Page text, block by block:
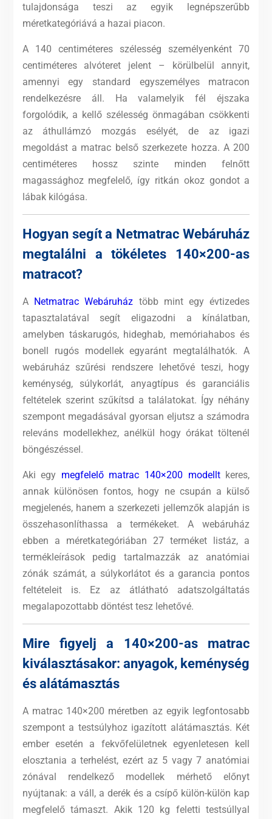
tulajdonsága teszi az egyik legnépszerűbb
méretkategóriává a hazai piacon.
A 140 centiméteres szélesség személyenként 70
centiméteres alvóteret jelent – körülbelül annyit,
amennyi egy standard egyszemélyes matracon
rendelkezésre áll. Ha valamelyik fél éjszaka
forgolódik, a kellő szélesség önmagában csökkenti
az áthullámzó mozgás esélyét, de az igazi
megoldást a matrac belső szerkezete hozza. A 200
centiméteres hossz szinte minden felnőtt
magassághoz megfelelő, így ritkán okoz gondot a
lábak kilógása.
Hogyan segít a Netmatrac Webáruház
megtalálni a tökéletes 140×200-as
matracot?
A Netmatrac Webáruház több mint egy évtizedes
tapasztalatával segít eligazodni a kínálatban,
amelyben táskarugós, hideghab, memóriahabos és
bonell rugós modellek egyaránt megtalálhatók. A
webáruház szűrési rendszere lehetővé teszi, hogy
keménység, súlykorlát, anyagtípus és garanciális
feltételek szerint szűkítsd a találatokat. Így néhány
szempont megadásával gyorsan eljutsz a számodra
releváns modellekhez, anélkül hogy órákat töltenél
böngészéssel.
Aki egy megfelelő matrac 140×200 modelltkeres,
annak különösen fontos, hogy ne csupán a külső
megjelenés, hanem a szerkezeti jellemzők alapján is
összehasonlíthassa a termékeket. A webáruház
ebben a méretkategóriában 27 terméket listáz, a
termékleírások pedig tartalmazzák az anatómiai
zónák számát, a súlykorlátot és a garancia pontos
feltételeit is. Ez az átlátható adatszolgáltatás
megalapozottabb döntést tesz lehetővé.
Mire figyelj a 140×200-as matrac
kiválasztásakor: anyagok, keménység
és alátámasztás
A matrac 140×200 méretben az egyik legfontosabb
szempont a testsúlyhoz igazított alátámasztás. Két
ember esetén a fekvőfelületnek egyenletesen kell
elosztania a terhelést, ezért az 5 vagy 7 anatómiai
zónával rendelkező modellek mérhető előnyt
nyújtanak: a váll, a derék és a csípő külön-külön kap
megfelelő támaszt. Akik 120 kg feletti testsúllyal